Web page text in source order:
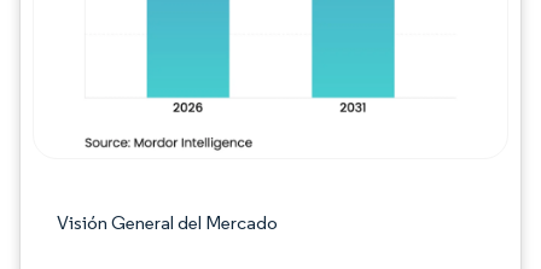
Visión General del Mercado